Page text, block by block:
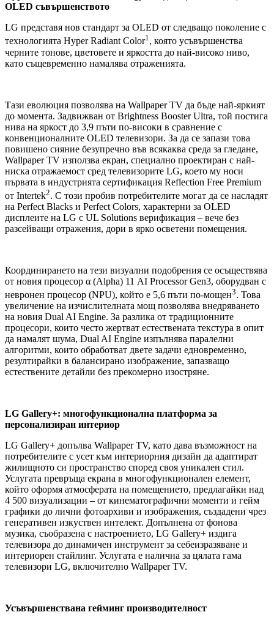
OLED съвършенството
LG представя нов стандарт за OLED от следващо поколение с
технологията Hyper Radiant Color1, която усъвършенства
черните тонове, цветовете и яркостта до най-високо ниво,
като същевременно намалява отраженията.
Тази еволюция позволява на Wallpaper TV да бъде най-яркият
до момента. Задвижван от Brightness Booster Ultra, той постига
нива на яркост до 3,9 пъти по-високи в сравнение с
конвенционалните OLED телевизори. За да се запази това
повишено сияние безупречно във всякаква среда за гледане,
Wallpaper TV използва екран, специално проектиран с най-
ниска отражаемост сред телевизорите LG, което му носи
първата в индустрията сертификация Reflection Free Premium
от Intertek2. С този пробив потребителите могат да се насладят
на Perfect Blacks и Perfect Colors, характерни за OLED
дисплеите на LG с UL Solutions верификация – вече без
разсейващи отражения, дори в ярко осветени помещения.
Координирането на тези визуални подобрения се осъществява
от новия процесор α (Alpha) 11 AI Processor Gen3, оборудван с
невронен процесор (NPU), който е 5,6 пъти по-мощен3. Това
увеличение на изчислителната мощ позволява внедряването
на новия Dual AI Engine. За разлика от традиционните
процесори, които често жертват естествената текстура в опит
да намалят шума, Dual AI Engine изпълнява паралелни
алгоритми, които обработват двете задачи едновременно,
резултирайки в балансирано изображение, запазващо
естествените детайли без прекомерно изостряне.
LG Gallery+: многофункционална платформа за
персонализиран интериор
LG Gallery+ допълва Wallpaper TV, като дава възможност на
потребителите с усет към интериорния дизайн да адаптират
жилищното си пространство според своя уникален стил.
Услугата превръща екрана в многофункционален елемент,
който оформя атмосферата на помещението, предлагайки над
4 500 визуализации – от кинематографични моменти и гейм
графики до лични фотоархиви и изображения, създадени чрез
генеративен изкуствен интелект. Допълнена от фонова
музика, съобразена с настроението, LG Gallery+ издига
телевизора до динамичен инструмент за себеизразяване и
интериорен стайлинг. Услугата е налична за цялата гама
телевизори LG, включително Wallpaper TV.
Усъвършенствана гейминг производителност